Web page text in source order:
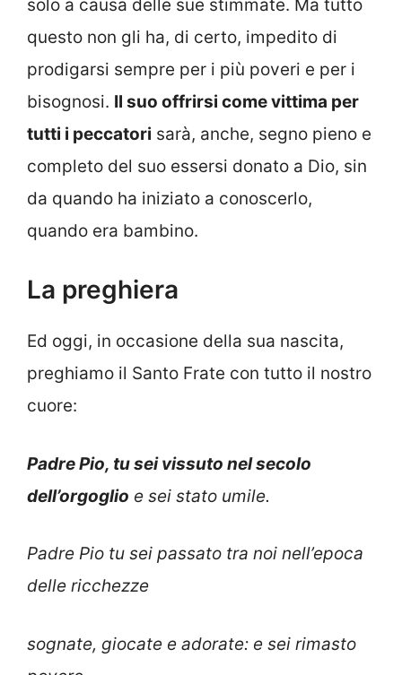
solo a causa delle sue stimmate. Ma tutto
questo non gli ha, di certo, impedito di
prodigarsi sempre per i più poveri e per i
bisognosi. Il suo offrirsi come vittima per
tutti i peccatori sarà, anche, segno pieno e
completo del suo essersi donato a Dio, sin
da quando ha iniziato a conoscerlo,
quando era bambino.
La preghiera
Ed oggi, in occasione della sua nascita,
preghiamo il Santo Frate con tutto il nostro
cuore:
Padre Pio, tu sei vissuto nel secolo
dell’orgoglio e sei stato umile.
Padre Pio tu sei passato tra noi nell’epoca
delle ricchezze
sognate, giocate e adorate: e sei rimasto